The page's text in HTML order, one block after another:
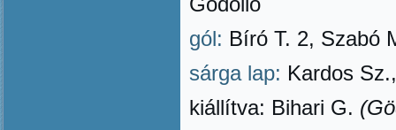
gól: Bíró T. 2, Szabó
sárga lap: Kardos
kiállítva: Bihari G.